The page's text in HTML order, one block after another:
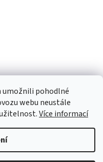
umožnili pohodlné
webu neustále
Více informací